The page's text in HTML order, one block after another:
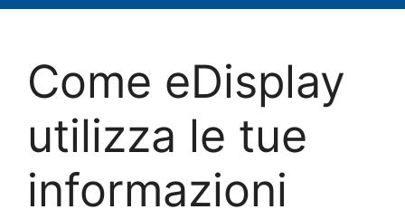
Come eDisplay
utilizza le tue
informazioni